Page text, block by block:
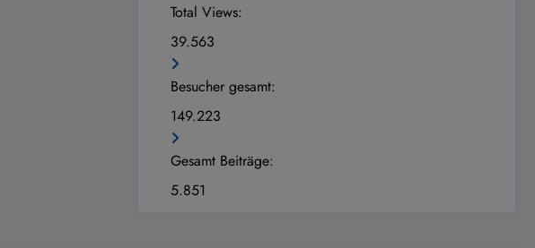
Total Views:
39.563
Besucher gesamt:
149.223
Gesamt Beiträge:
5.851